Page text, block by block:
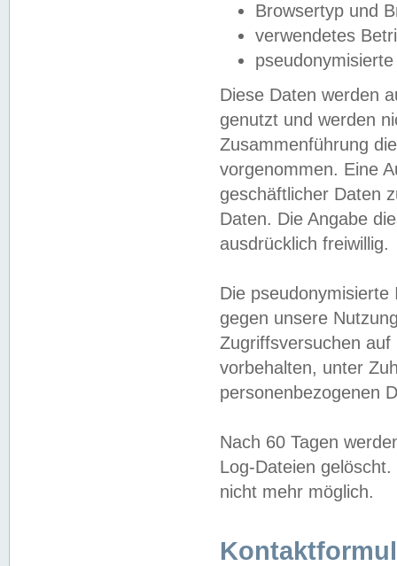
Browsertyp und
verwendetes
Diese Daten werden
genutzt und werden
Zusammenführung
vorgenommen. Eine
geschäftlicher Daten
Daten. Die Angabe
ausdrücklich freiwillig.
Die
gegen unsere
Zugriffsversuchen
vorbehalten, unter
personenbezogenen
Nach 60 Tagen
Log-Dateien
nicht mehr möglich.